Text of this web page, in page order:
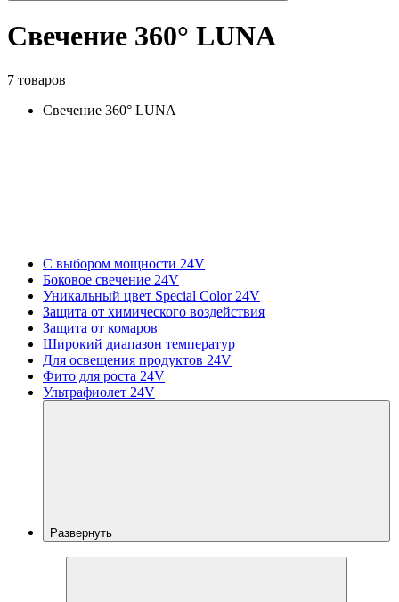
Свечение 360° LUNA
7 товаров
Свечение 360° LUNA
С выбором мощности 24V
Боковое свечение 24V
Уникальный цвет Special Color 24V
Защита от химического воздействия
Защита от комаров
Широкий диапазон температур
Для освещения продуктов 24V
Фито для роста 24V
Ультрафиолет 24V
Развернуть